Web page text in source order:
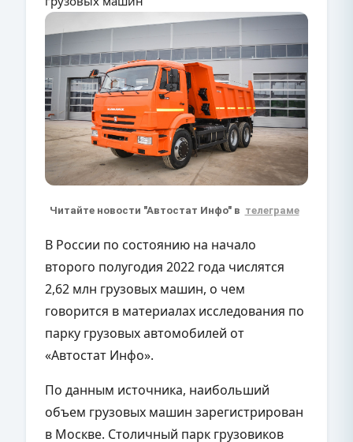
Читайте новости "Автостат Инфо" в телеграме
В России по состоянию на начало
второго полугодия 2022 года числятся
2,62 млн грузовых машин, о чем
говорится в материалах исследования по
парку грузовых автомобилей от
«Автостат Инфо».
По данным источника, наибольший
объем грузовых машин зарегистрирован
в Москве. Столичный парк грузовиков